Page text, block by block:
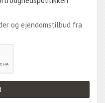
og ejendomstilbud fra